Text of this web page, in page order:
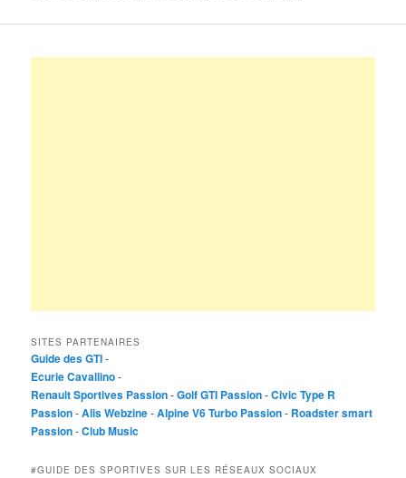
SITES PARTENAIRES
Guide des GTI-
Ecurie Cavallino-
Renault Sportives Passion-Golf GTI Passion-Civic Type R
Passion-Alis Webzine-Alpine V6 Turbo Passion- Roadster smart
Passion-Club Music
#GUIDE DES SPORTIVES SUR LES RÉSEAUX SOCIAUX